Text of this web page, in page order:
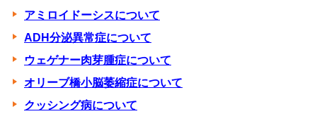
アミロイドーシスについて
ADH分泌異常症について
ウェゲナー肉芽腫症について
オリーブ橋小脳萎縮症について
クッシング病について